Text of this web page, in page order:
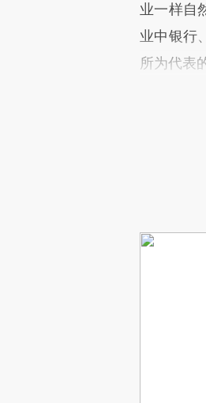
业一样自
业中银行
所为代表